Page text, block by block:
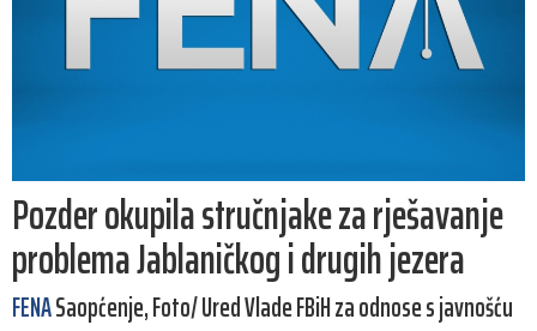
Pozder okupila stručnjake za rješavanje
problema Jablaničkog i drugih jezera
FENASaopćenje, Foto/ Ured Vlade FBiH za odnose s javnošću